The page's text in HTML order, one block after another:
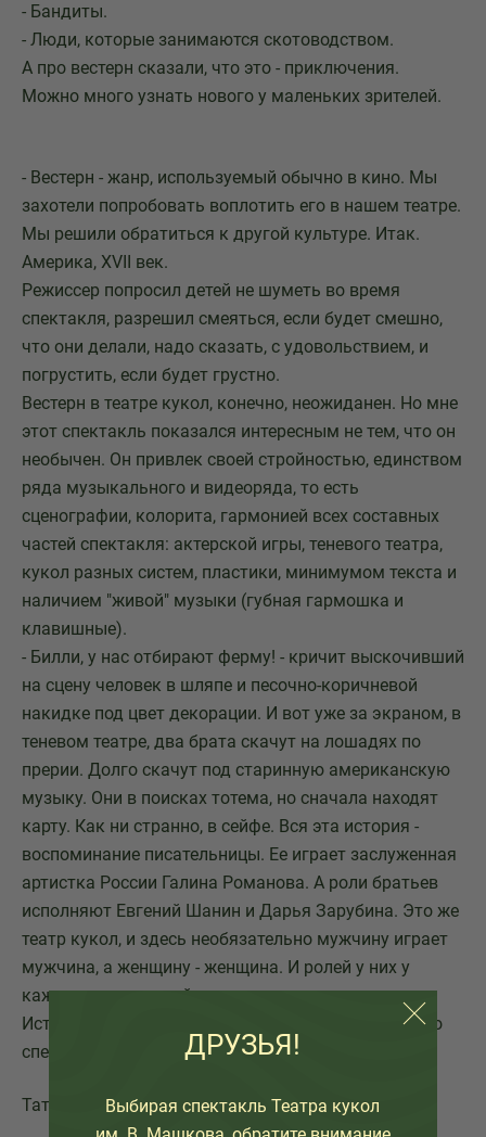
- Бандиты.
- Люди, которые занимаются скотоводством.
А про вестерн сказали, что это - приключения.
Можно много узнать нового у маленьких зрителей.
- Вестерн - жанр, используемый обычно в кино. Мы
захотели попробовать воплотить его в нашем театре.
Мы решили обратиться к другой культуре. Итак.
Америка, XVII век.
Режиссер попросил детей не шуметь во время
спектакля, разрешил смеяться, если будет смешно,
что они делали, надо сказать, с удовольствием, и
погрустить, если будет грустно.
Вестерн в театре кукол, конечно, неожиданен. Но мне
этот спектакль показался интересным не тем, что он
необычен. Он привлек своей стройностью, единством
ряда музыкального и видеоряда, то есть
сценографии, колорита, гармонией всех составных
частей спектакля: актерской игры, теневого театра,
кукол разных систем, пластики, минимумом текста и
наличием "живой" музыки (губная гармошка и
клавишные).
- Билли, у нас отбирают ферму! - кричит выскочивший
на сцену человек в шляпе и песочно-коричневой
накидке под цвет декорации. И вот уже за экраном, в
теневом театре, два брата скачут на лошадях по
прерии. Долго скачут под старинную американскую
музыку. Они в поисках тотема, но сначала находят
карту. Как ни странно, в сейфе. Вся эта история -
воспоминание писательницы. Ее играет заслуженная
артистка России Галина Романова. А роли братьев
исполняют Евгений Шанин и Дарья Зарубина. Это же
театр кукол, и здесь необязательно мужчину играет
мужчина, а женщину - женщина. И ролей у них у
каждого не по одной.
История, разумеется, закончилась хеппи-эндом. Но
спектакль хочется еще посмотреть.
Татьяна Тюрина
ДРУЗЬЯ!
Выбирая спектакль Театра кукол